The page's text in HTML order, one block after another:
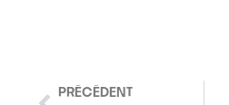
PRÉCÉDENT